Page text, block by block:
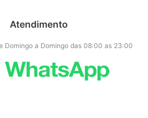
Atendimento
Domingo a Domingo das 08:00 as 23:00